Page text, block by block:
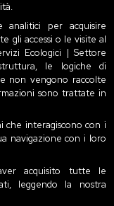
per acquisire
gli accessi o le visite al
Ecologici | Settore
le logiche di
non vengono raccolte
sono trattate in
che interagiscono con i
navigazione con i loro
acquisito tutte le
leggendo la nostra